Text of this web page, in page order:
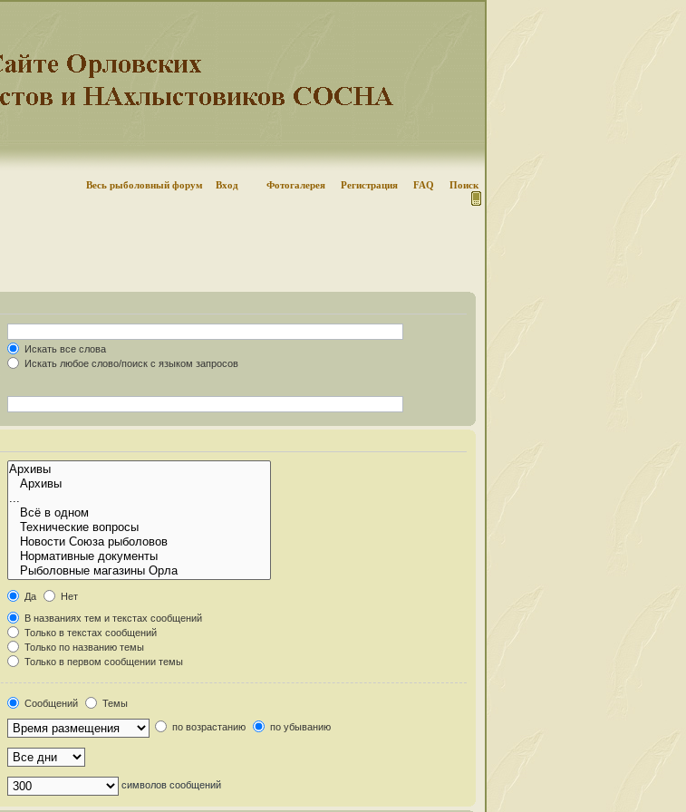
Весь рыболовный форум Вход Фотогалерея Регистрация FAQ Поиск
Искать все слова
Искать любое слово/поиск с языком запросов
Да
Нет
В названиях тем и текстах сообщений
Только в текстах сообщений
Только по названию темы
Только в первом сообщении темы
Сообщений
Темы
по возрастанию по убыванию
символов сообщений